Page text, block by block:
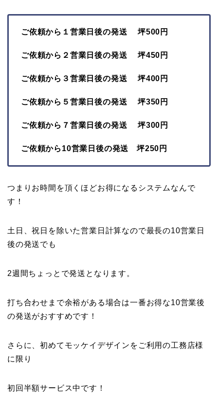
ご依頼から１営業日後の発送 坪500円
ご依頼から２営業日後の発送 坪450円
ご依頼から３営業日後の発送 坪400円
ご依頼から５営業日後の発送 坪350円
ご依頼から７営業日後の発送 坪300円
ご依頼から10営業日後の発送 坪250円
つまりお時間を頂くほどお得になるシステムなんで
す！
土日、祝日を除いた営業日計算なので最長の10営業日
後の発送でも
2週間ちょっとで発送となります。
打ち合わせまで余裕がある場合は一番お得な10営業後
の発送がおすすめです！
さらに、初めてモッケイデザインをご利用の工務店様
に限り
初回半額サービス中です！